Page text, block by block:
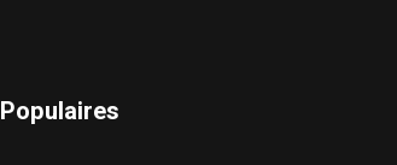
Populaires